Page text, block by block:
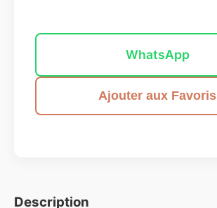
WhatsApp
Ajouter aux Favoris
Description